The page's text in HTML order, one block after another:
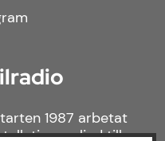
1987 arbetat
av ljud till